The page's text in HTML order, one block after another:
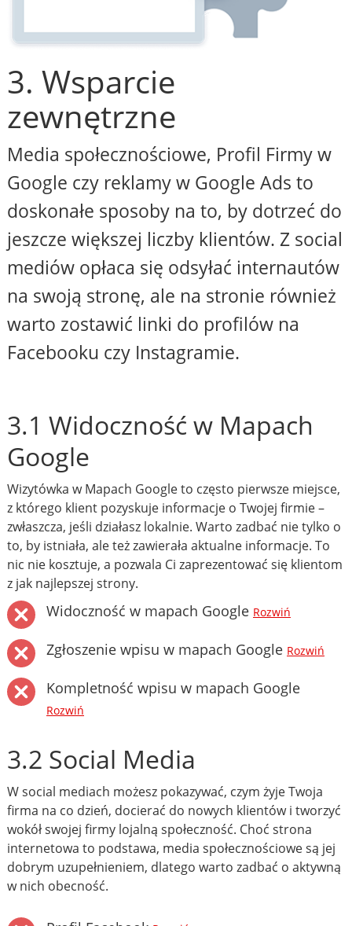
3. Wsparcie
zewnętrzne
Media społecznościowe, Profil Firmy w
Google czy reklamy w Google Ads to
doskonałe sposoby na to, by dotrzeć do
jeszcze większej liczby klientów. Z social
mediów opłaca się odsyłać internautów
na swoją stronę, ale na stronie również
warto zostawić linki do profilów na
Facebooku czy Instagramie.
3.1 Widoczność w Mapach
Google
Wizytówka w Mapach Google to często pierwsze miejsce,
z którego klient pozyskuje informacje o Twojej firmie –
zwłaszcza, jeśli działasz lokalnie. Warto zadbać nie tylko o
to, by istniała, ale też zawierała aktualne informacje. To
nic nie kosztuje, a pozwala Ci zaprezentować się klientom
z jak najlepszej strony.
Widoczność w mapach Google Rozwiń
Zgłoszenie wpisu w mapach Google Rozwiń
Kompletność wpisu w mapach Google
Rozwiń
3.2 Social Media
W social mediach możesz pokazywać, czym żyje Twoja
firma na co dzień, docierać do nowych klientów i tworzyć
wokół swojej firmy lojalną społeczność. Choć strona
internetowa to podstawa, media społecznościowe są jej
dobrym uzupełnieniem, dlatego warto zadbać o aktywną
w nich obecność.